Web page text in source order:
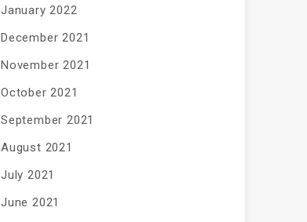
January 2022
December 2021
November 2021
October 2021
September 2021
August 2021
July 2021
June 2021